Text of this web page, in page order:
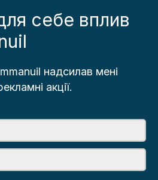
себе вплив
надсилав мені
акції.